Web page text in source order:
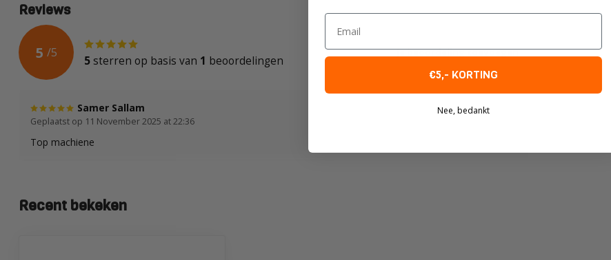
Reviews
5 /5
5 sterren op basis van 1 beoordelingen
Je beoordeling toevoegen
Samer Sallam
Geplaatst op 11 November 2025 at 22:36
Top machiene
Recent bekeken
Email
€5,- KORTING
Nee, bedankt